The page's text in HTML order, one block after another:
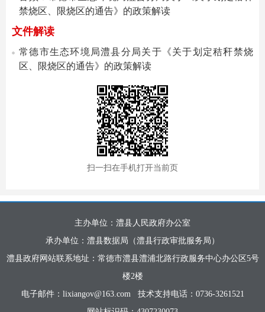
禁烧区、限烧区的通告》的政策解读
文件解读
常德市生态环境局澧县分局关于《关于划定秸秆禁烧
区、限烧区的通告》的政策解读
扫一扫在手机打开当前页
主办单位：澧县人民政府办公室
承办单位：澧县数据局（澧县行政审批服务局）
澧县政府网站联系地址：常德市澧县澧浦北路行政服务中心办公区5号
楼2楼
电子邮件：lixiangov@163.com
技术支持电话：0736-3261521